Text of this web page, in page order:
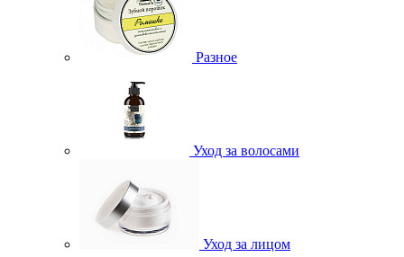
Разное
Уход за волосами
Уход за лицом